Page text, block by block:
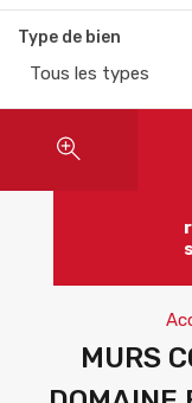
Type de bien
Tous les types
MURS